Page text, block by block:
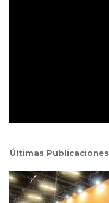
Últimas Publicaciones